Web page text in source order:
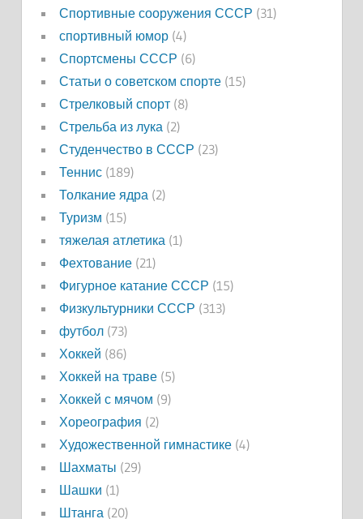
Спортивные сооружения СССР (31)
спортивный юмор(4)
Спортсмены СССР (6)
Статьи о советском спорте(15)
Стрелковый спорт(8)
Стрельба из лука(2)
Студенчество в СССР (23)
Теннис(189)
Толкание ядра(2)
Туризм (15)
тяжелая атлетика(1)
Фехтование(21)
Фигурное катание СССР (15)
Физкультурники СССР (313)
футбол(73)
Хоккей (86)
Хоккей на траве(5)
Хоккей с мячом (9)
Хореография (2)
Художественной гимнастике(4)
Шахматы (29)
Шашки (1)
Штанга(20)